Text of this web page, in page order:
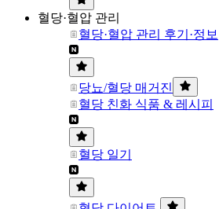
혈당·혈압 관리
혈당·혈압 관리 후기·정보
당뇨/혈당 매거진
혈당 친화 식품 & 레시피
혈당 일기